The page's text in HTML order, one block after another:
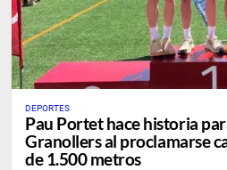
DEPORTES
Pau Portet hace historia
Granollers al proclamarse
de 1.500 metros